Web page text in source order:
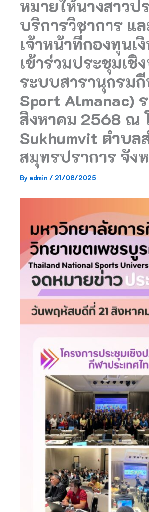
หมายให้นางสาว
บริการวิชาการ แ
เจ้าหน้าที่กองทุนเ
เข้าร่วมประชุมเ
ระบบสารานุกรม
Sport Almanac)
สิงหาคม 2568 ณ
Sukhumvit ตำบล
สมุทรปราการ จัง
By admin / 21/08/2025